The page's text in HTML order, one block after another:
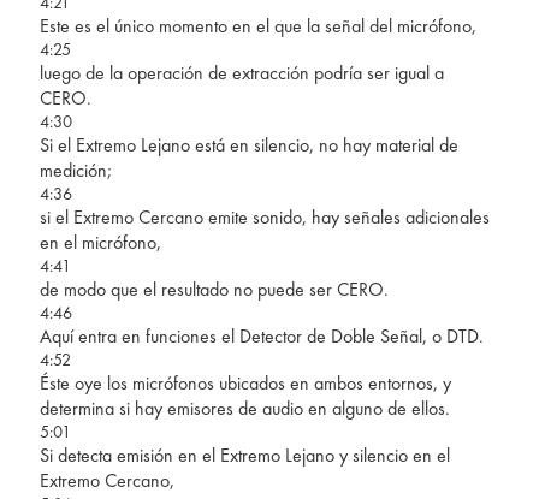
Este es el único momento en el que la señal del micrófono,
4:25
luego de la operación de extracción podría ser igual a
CERO.
4:30
Si el Extremo Lejano está en silencio, no hay material de
medición;
4:36
si el Extremo Cercano emite sonido, hay señales adicionales
en el micrófono,
4:41
de modo que el resultado no puede ser CERO.
4:46
Aquí entra en funciones el Detector de Doble Señal, o DTD.
4:52
Éste oye los micrófonos ubicados en ambos entornos, y
determina si hay emisores de audio en alguno de ellos.
5:01
Si detecta emisión en el Extremo Lejano y silencio en el
Extremo Cercano,